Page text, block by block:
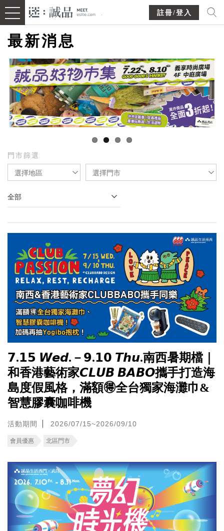
註冊/登入
最新消息
門市篩選
選擇地區 選擇門市
全部
𝟳.𝟭𝟱 𝙒𝙚𝙙.－𝟵.𝟭𝟬 𝙏𝙝𝙪.南西暑期檔｜
和香港藝術家𝘾𝙇𝙐𝘽 𝘽𝘼𝘽𝙊攜手打造海
島度假風格，滿額🉐全台獨家海灘巾&
智慧膠囊咖啡機
活動期間 2026/07/15~2026/09/10
會員優惠 北區門市